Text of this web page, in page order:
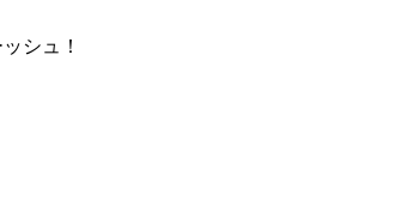
シュ！